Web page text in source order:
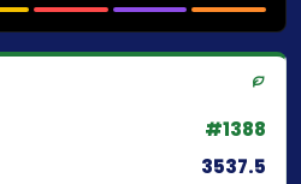
#1388
3537.5